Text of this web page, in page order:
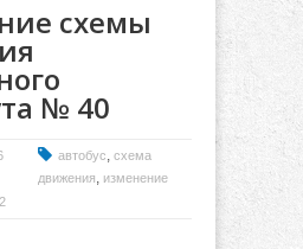
схемы
№ 40
автобус схема
движения
изменение